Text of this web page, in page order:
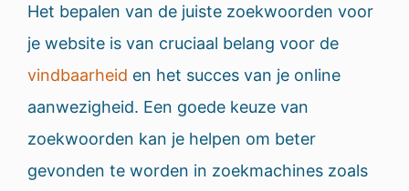
Het bepalen van de juiste zoekwoorden voor
je website is van cruciaal belang voor de
vindbaarheid en het succes van je online
aanwezigheid. Een goede keuze van
zoekwoorden kan je helpen om beter
gevonden te worden in zoekmachines zoals